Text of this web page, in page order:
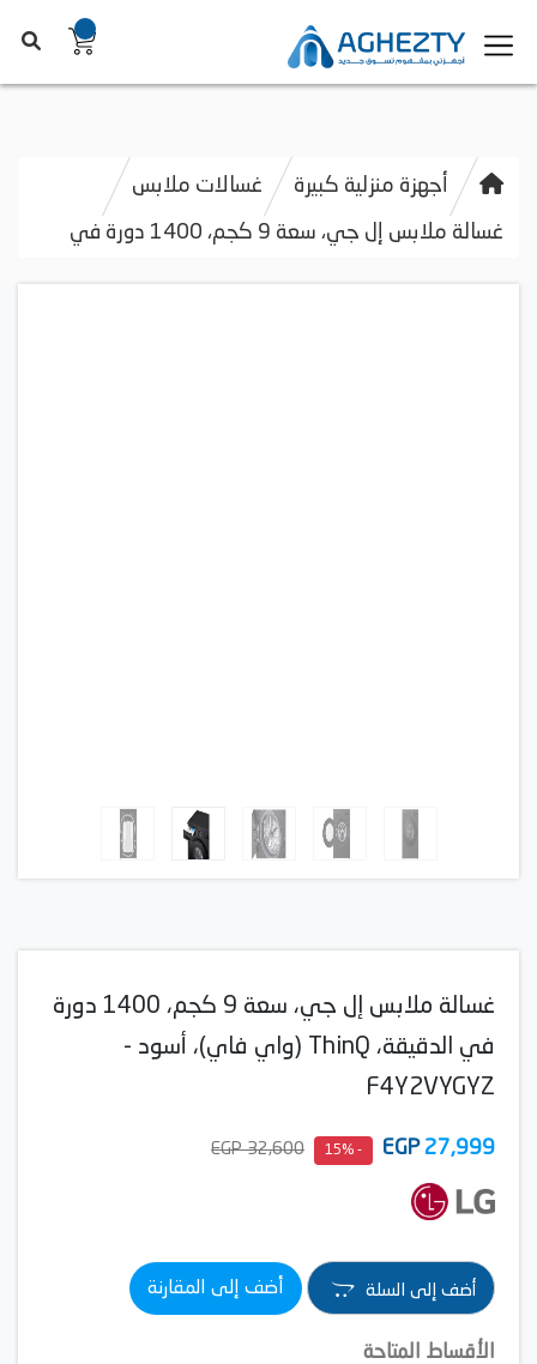
أجهزة منزلية كبيرة غسالات ملابس
غسالة ملابس إل جي، سعة 9 كجم، 1400 دورة في
غسالة ملابس إل جي، سعة 9 كجم، 1400 دورة
في الدقيقة، ThinQ (واي فاي)، أسود -
F4Y2VYGYZ
27,999
EGP
- 15%
32,600 EGP
أضف إلى السلة أضف إلى المقارنة
الأقساط المتاحة